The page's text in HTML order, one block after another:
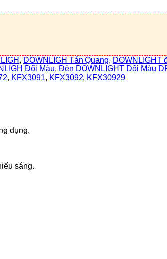
, DOWNLIGH Tán Quang, DOWNLIGHT
Đổi Màu, Đèn DOWNLIGHT Dổi Màu
, KFX3091, KFX3092, KFX30929
dụng.
sáng.